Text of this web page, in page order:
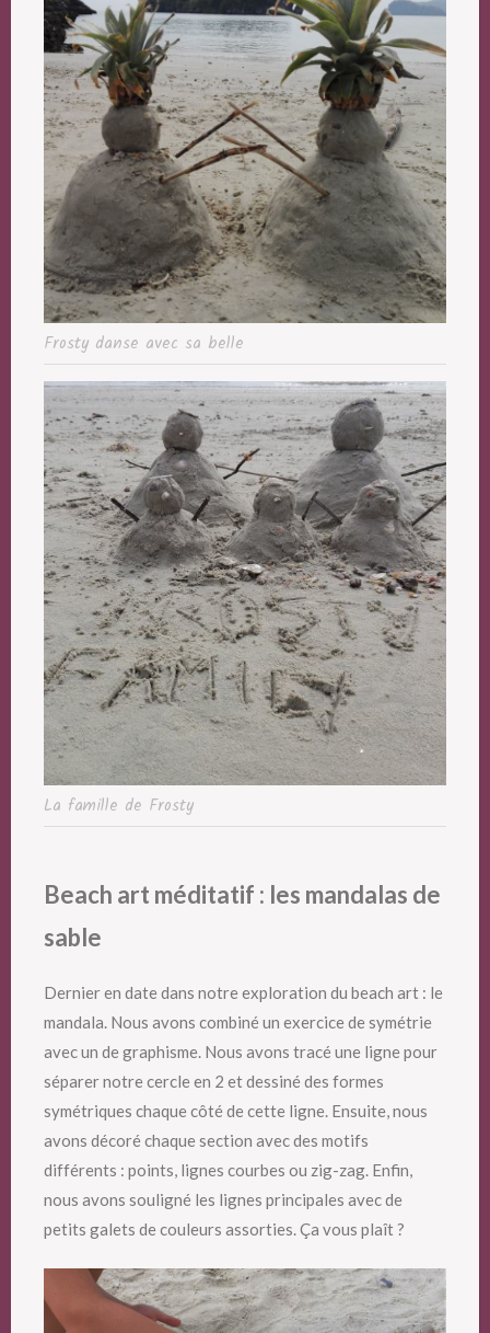
Frosty danse avec sa belle
La famille de Frosty
Beach art méditatif : les mandalas de
sable
Dernier en date dans notre exploration du beach art : le
mandala. Nous avons combiné un exercice de symétrie
avec un de graphisme. Nous avons tracé une ligne pour
séparer notre cercle en 2 et dessiné des formes
symétriques chaque côté de cette ligne. Ensuite, nous
avons décoré chaque section avec des motifs
différents : points, lignes courbes ou zig-zag. Enfin,
nous avons souligné les lignes principales avec de
petits galets de couleurs assorties. Ça vous plaît ?